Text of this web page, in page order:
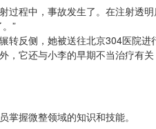
程中，事故发生了。在注射透
”
反侧，她被送往北京304医院
它还与小李的早期不当治疗有
握微整领域的知识和技能。